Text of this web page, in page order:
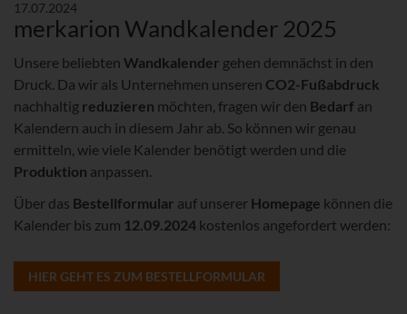
17.07.2024
merkarion Wandkalender 2025
Unsere beliebten Wandkalender gehen demnächst in den
Druck. Da wir als Unternehmen unseren CO2-Fußabdruck
nachhaltig reduzieren möchten, fragen wir den Bedarf an
Kalendern auch in diesem Jahr ab. So können wir genau
ermitteln, wie viele Kalender benötigt werden und die
Produktion anpassen.
Über das Bestellformular auf unserer Homepage können die
Kalender bis zum 12.09.2024 kostenlos angefordert werden:
HIER GEHT ES ZUM BESTELLFORMULAR